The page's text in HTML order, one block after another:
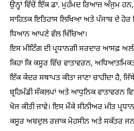
ਉਨ੍ਹਾਂ ਵਿੱਚੋਂ ਇੱਕ ਡਾ. ਮੁਹੰਮਦ ਰਿਆਜ਼ ਅੰਜੁਮ ਹਨ,
ਸਾਹਿਤਕ ਇਤਿਹਾਸ ਲਿਖਿਆ ਅਤੇ ਪੰਜਾਬ ਦੇ ਹੋਰ
ਧਿਆਨ ਆਪਣੇ ਵੱਲ ਖਿੱਚਿਆ।
ਇਸ ਮੀਟਿੰਗ ਦੀ ਪ੍ਰਧਾਨਗੀ ਸਰਦਾਰ ਆਸਫ਼
ਕਿਹਾ ਕਿ ਕਸੂਰ ਵਿੱਚ ਵਾਤਾਵਰਨ,
ਇੱਕ ਕੇਂਦਰ ਸਥਾਪਤ ਕੀਤਾ ਜਾਣਾ ਚਾਹੀਦਾ ਹੈ,
ਬ੍ਰਹਿਮੰਡੀ ਸੰਕਲਪਾਂ ਅਤੇ ਆਧੁਨਿਕ ਵਾਤਾਵਰਨ
ਖੋਜ ਕੀਤੀ ਜਾਵੇ। ਇਸ ਮੌਕੇ ਸੀਨੀਅਰ ਮੀਤ
ਕਸੂਰ ਅਬਦੁਲ ਰਜ਼ਾਕ ਮੋਹਸੀਨ ਅਤੇ ਸਕੱਤਰ